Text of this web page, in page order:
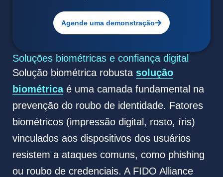
Agende uma demonstração
Soluções biométricas e confiança digital
Solução biométrica robusta solução
biométricaé uma camada fundamental na
prevenção do roubo de identidade. Fatores
biométricos (impressão digital, rosto, íris)
vinculados aos dispositivos dos usuários
resistem a ataques comuns, como phishing
ou roubo de credenciais. A FIDO Alliance